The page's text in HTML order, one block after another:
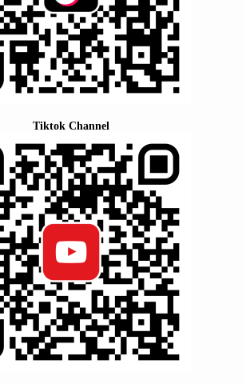
Tiktok Channel